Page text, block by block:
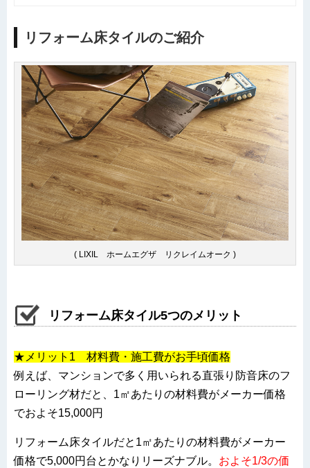
リフォーム床タイルのご紹介
( LIXIL ホームエグザ リクレイムオーク )
リフォーム床タイル5つのメリット
★メリット1 材料費・施工費がお手頃価格
例えば、マンションで多く用いられる直張り防音床のフ
ローリング材だと、1㎡あたりの材料費がメーカー価格
でおよそ15,000円
リフォーム床タイルだと1㎡あたりの材料費がメーカー
価格で5,000円台とかなりリーズナブル。 およそ1/3の価